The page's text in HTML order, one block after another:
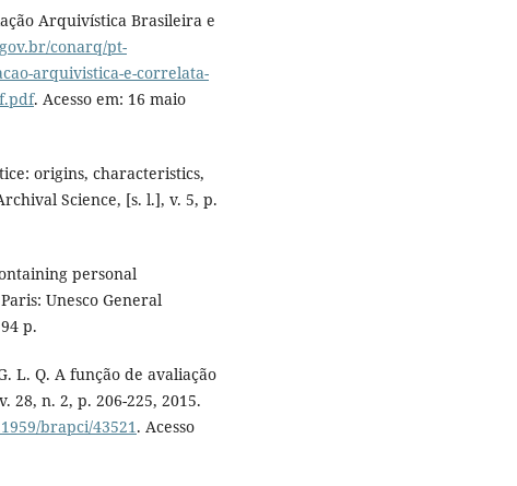
Arquivística Brasileira e
conarq/pt-
arquivistica-e-correlata-
. Acesso em: 16 maio
origins, characteristics,
Science, [s. l.], v. 5, p.
personal
Unesco General
p.
L. Q. A função de avaliação
28, n. 2, p. 206-225, 2015.
brapci/43521. Acesso